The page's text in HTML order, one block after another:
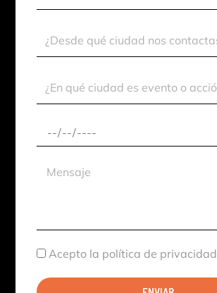
Contacto
Evento
Fecha
aproximada
Mensaje
Aceptación
Acepto la política de privacidad